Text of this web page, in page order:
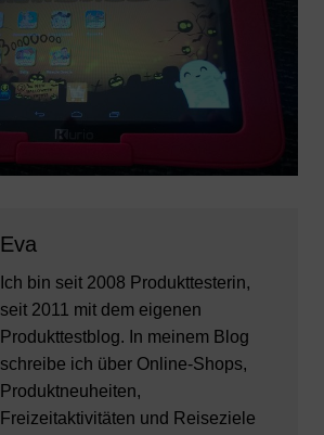
Eva
Ich bin seit 2008 Produkttesterin,
seit 2011 mit dem eigenen
Produkttestblog. In meinem Blog
schreibe ich über Online-Shops,
Produktneuheiten,
Freizeitaktivitäten und Reiseziele